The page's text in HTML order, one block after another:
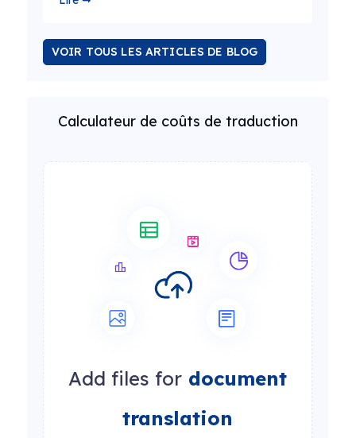
VOIR TOUS LES ARTICLES DE BLOG
Calculateur de coûts de traduction
Add files for document
translation